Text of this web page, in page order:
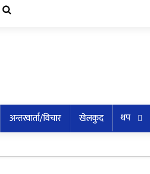
अन्तरवार्ता/विचार खेलकुद
थप